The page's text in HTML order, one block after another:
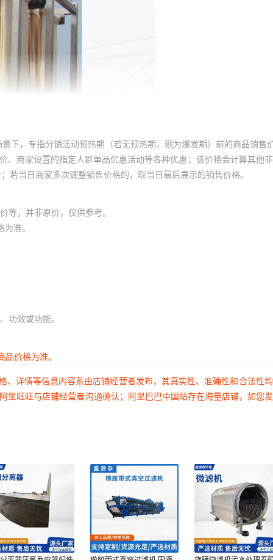
下，专指分销活动预热期（若无预热期，则为爆发期）前的商品销售
商家设置的指定人群单品优惠活动等各种优惠；该价格会计算其他
当日商家多次调整销售价格的，取当日最后展示的销售价格。
等，并非原价，仅供参考。
准。
功效或功能。
价格为准。
详情等信息内容系由店铺经营者发布，其真实性、准确性和合法性
旺旺与店铺经营者沟通确认；阿里巴巴中国站存在海量店铺，如您